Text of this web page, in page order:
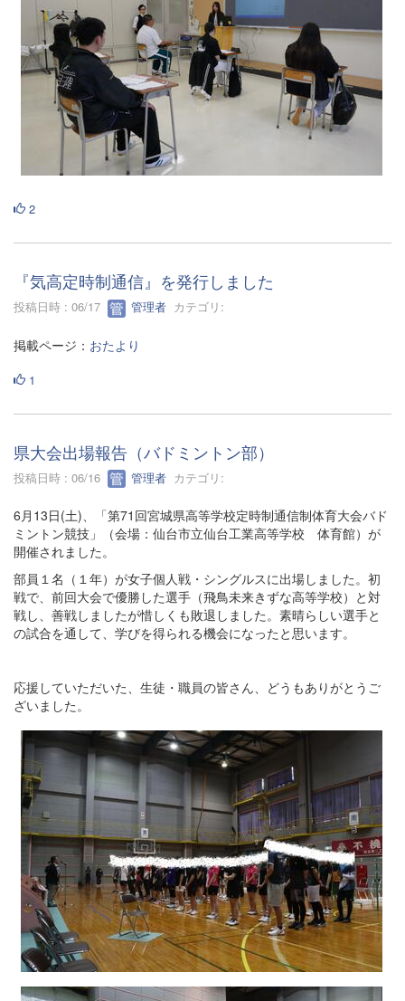
2
『気高定時制通信』を発行しました
投稿日時 : 06/17 管理者 カテゴリ:
掲載ページ： おたより
1
県大会出場報告（バドミントン部）
投稿日時 : 06/16 管理者 カテゴリ:
6月13日(土)、「第71回宮城県高等学校定時制通信制体育大会バド
ミントン競技」（会場：仙台市立仙台工業高等学校 体育館）が
開催されました。
部員１名（１年）が女子個人戦・シングルスに出場しました。初
戦で、前回大会で優勝した選手（飛鳥未来きずな高等学校）と対
戦し、善戦しましたが惜しくも敗退しました。素晴らしい選手と
の試合を通して、学びを得られる機会になったと思います。
応援していただいた、生徒・職員の皆さん、どうもありがとうご
ざいました。